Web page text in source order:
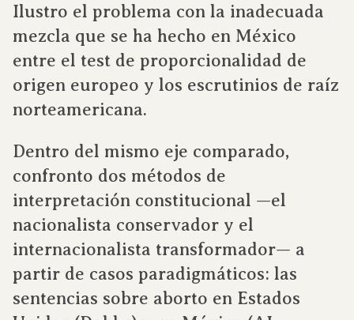
Ilustro el problema con la inadecuada
mezcla que se ha hecho en México
entre el test de proporcionalidad de
origen europeo y los escrutinios de raíz
norteamericana.
Dentro del mismo eje comparado,
confronto dos métodos de
interpretación constitucional —el
nacionalista conservador y el
internacionalista transformador— a
partir de casos paradigmáticos: las
sentencias sobre aborto en Estados